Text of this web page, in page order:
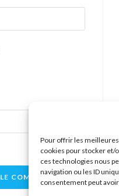
Pour offrir les
cookies pour stocker et/
ces technologies nous
navigation ou les ID
consentement peut